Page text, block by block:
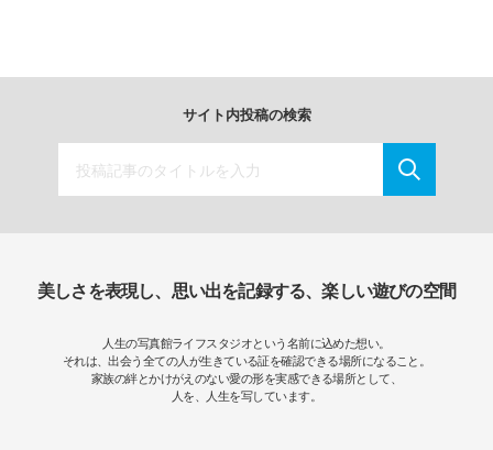
サイト内投稿の検索
美しさを表現し、思い出を記録する、楽しい遊びの空間
人生の写真館ライフスタジオという名前に込めた想い。
それは、出会う全ての人が生きている証を確認できる場所になること。
家族の絆とかけがえのない愛の形を実感できる場所として、
人を、人生を写しています。